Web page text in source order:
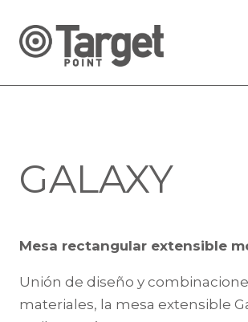
GALAXY
Mesa rectangular extensible
Unión de diseño y
materiales, la mesa extensible